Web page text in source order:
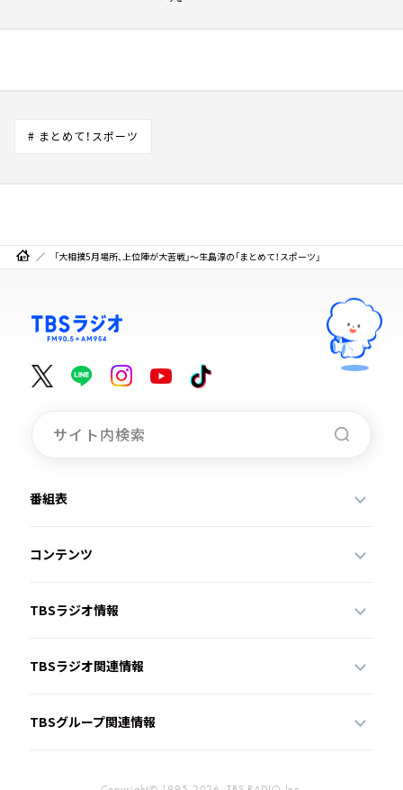
# まとめて！スポーツ
「大相撲5月場所、上位陣が大苦戦」～生島淳の「まとめて！スポーツ」
番組表
コンテンツ
TBSラジオ情報
TBSラジオ関連情報
TBSグループ関連情報